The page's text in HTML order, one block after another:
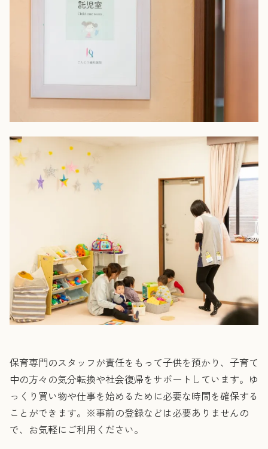
保育専門のスタッフが責任をもって子供を預かり、子育て
中の方々の気分転換や社会復帰をサポートしています。ゆ
っくり買い物や仕事を始めるために必要な時間を確保する
ことができます。※事前の登録などは必要ありませんの
で、お気軽にご利用ください。